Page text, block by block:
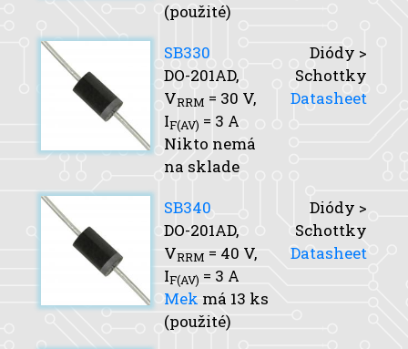
(použité)
SB330
DO-201AD,
VRRM = 30 V,
IF(AV) = 3 A
Nikto nemá
na sklade
Diódy >
Schottky
Datasheet
SB340
DO-201AD,
VRRM = 40 V,
IF(AV) = 3 A
Mek má 13 ks
(použité)
Diódy >
Schottky
Datasheet